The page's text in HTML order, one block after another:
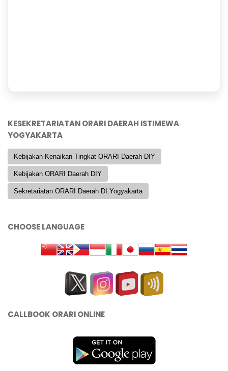
KESEKRETARIATAN ORARI DAERAH ISTIMEWA
YOGYAKARTA
Kebijakan Kenaikan Tingkat ORARI Daerah DIY
Kebijakan ORARI Daerah DIY
Sekretariatan ORARI Daerah DI.Yogyakarta
CHOOSE LANGUAGE
CALLBOOK ORARI ONLINE